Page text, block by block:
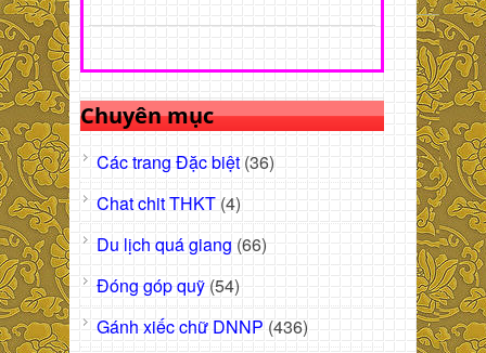
Chuyên mục
Các trang Đặc biệt (36)
Chat chit THKT (4)
Du lịch quá giang (66)
Đóng góp quỹ (54)
Gánh xiếc chữ DNNP (436)